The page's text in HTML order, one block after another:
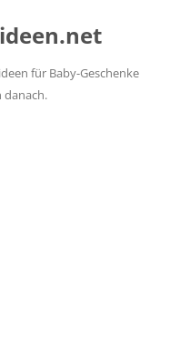
für Baby-Geschenke
danach.